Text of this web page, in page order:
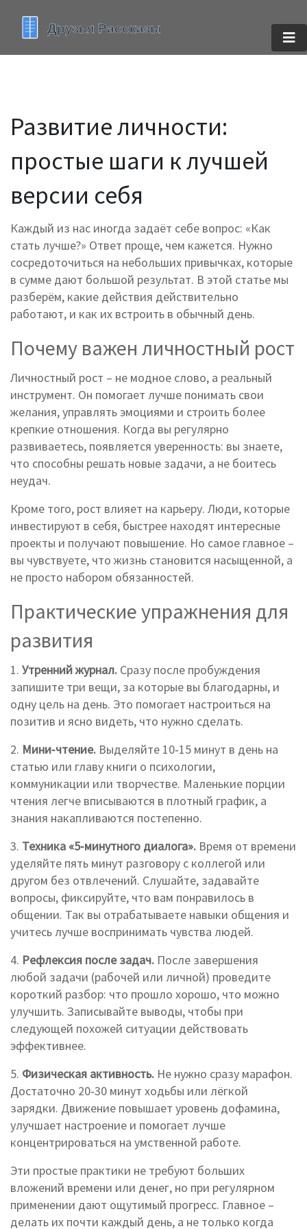
Развитие личности:
простые шаги к лучшей
версии себя
Каждый из нас иногда задаёт себе вопрос: «Как
стать лучше?» Ответ проще, чем кажется. Нужно
сосредоточиться на небольших привычках, которые
в сумме дают большой результат. В этой статье мы
разберём, какие действия действительно
работают, и как их встроить в обычный день.
Почему важен личностный рост
Личностный рост – не модное слово, а реальный
инструмент. Он помогает лучше понимать свои
желания, управлять эмоциями и строить более
крепкие отношения. Когда вы регулярно
развиваетесь, появляется уверенность: вы знаете,
что способны решать новые задачи, а не боитесь
неудач.
Кроме того, рост влияет на карьеру. Люди, которые
инвестируют в себя, быстрее находят интересные
проекты и получают повышение. Но самое главное –
вы чувствуете, что жизнь становится насыщенной, а
не просто набором обязанностей.
Практические упражнения для
развития
1. Утренний журнал. Сразу после пробуждения
запишите три вещи, за которые вы благодарны, и
одну цель на день. Это помогает настроиться на
позитив и ясно видеть, что нужно сделать.
2. Мини‑чтение. Выделяйте 10‑15 минут в день на
статью или главу книги о психологии,
коммуникации или творчестве. Маленькие порции
чтения легче вписываются в плотный график, а
знания накапливаются постепенно.
3. Техника «5‑минутного диалога». Время от времени
уделяйте пять минут разговору с коллегой или
другом без отвлечений. Слушайте, задавайте
вопросы, фиксируйте, что вам понравилось в
общении. Так вы отрабатываете навыки общения и
учитесь лучше воспринимать чувства людей.
4. Рефлексия после задач. После завершения
любой задачи (рабочей или личной) проведите
короткий разбор: что прошло хорошо, что можно
улучшить. Записывайте выводы, чтобы при
следующей похожей ситуации действовать
эффективнее.
5. Физическая активность. Не нужно сразу марафон.
Достаточно 20‑30 минут ходьбы или лёгкой
зарядки. Движение повышает уровень дофамина,
улучшает настроение и помогает лучше
концентрироваться на умственной работе.
Эти простые практики не требуют больших
вложений времени или денег, но при регулярном
применении дают ощутимый прогресс. Главное –
делать их почти каждый день, а не только когда